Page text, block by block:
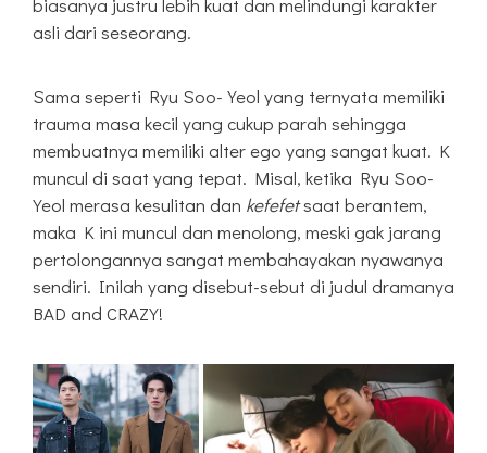
asli dari seseorang.
Sama seperti Ryu Soo-Yeol yang ternyata memiliki
trauma masa kecil yang cukup parah sehingga
membuatnya memiliki alter ego yang sangat kuat. K
muncul di saat yang tepat. Misal, ketika Ryu Soo-
Yeol merasa kesulitan dan kefefetsaat berantem,
maka K ini muncul dan menolong, meski gak jarang
pertolongannya sangat membahayakan nyawanya
sendiri. Inilah yang disebut-sebut di judul dramanya
BAD and CRAZY!